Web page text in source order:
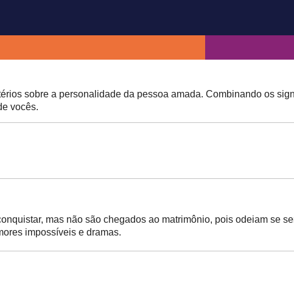
sobre a personalidade da pessoa amada. Combinando os
vocês.
mas não são chegados ao matrimônio, pois odeiam se
impossíveis e dramas.